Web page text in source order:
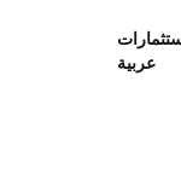
عربية